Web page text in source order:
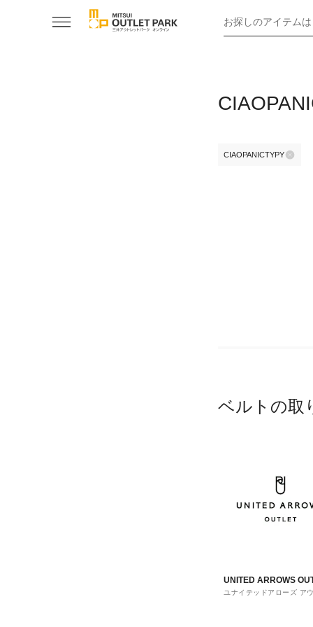
お探しのアイテム
CIAOPANICTYPY
ベルトの取
UNITED ARROWS
ユナイテッドアローズ ア